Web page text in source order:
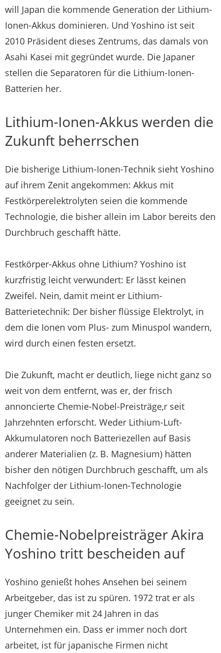
will Japan die kommende Generation der Lithium-
Ionen-Akkus dominieren. Und Yoshino ist seit
2010 Präsident dieses Zentrums, das damals von
Asahi Kasei mit gegründet wurde. Die Japaner
stellen die Separatoren für die Lithium-Ionen-
Batterien her.
Lithium-Ionen-Akkus werden die
Zukunft beherrschen
Die bisherige Lithium-Ionen-Technik sieht Yoshino
auf ihrem Zenit angekommen: Akkus mit
Festkörperelektrolyten seien die kommende
Technologie, die bisher allein im Labor bereits den
Durchbruch geschafft hätte.
Festkörper-Akkus ohne Lithium? Yoshino ist
kurzfristig leicht verwundert: Er lässt keinen
Zweifel. Nein, damit meint er Lithium-
Batterietechnik: Der bisher flüssige Elektrolyt, in
dem die Ionen vom Plus- zum Minuspol wandern,
wird durch einen festen ersetzt.
Die Zukunft, macht er deutlich, liege nicht ganz so
weit von dem entfernt, was er, der frisch
annoncierte Chemie-Nobel-Preisträge,r seit
Jahrzehnten erforscht. Weder Lithium-Luft-
Akkumulatoren noch Batteriezellen auf Basis
anderer Materialien (z. B. Magnesium) hätten
bisher den nötigen Durchbruch geschafft, um als
Nachfolger der Lithium-Ionen-Technologie
geeignet zu sein.
Chemie-Nobelpreisträger Akira
Yoshino tritt bescheiden auf
Yoshino genießt hohes Ansehen bei seinem
Arbeitgeber, das ist zu spüren. 1972 trat er als
junger Chemiker mit 24 Jahren in das
Unternehmen ein. Dass er immer noch dort
arbeitet, ist für japanische Firmen nicht